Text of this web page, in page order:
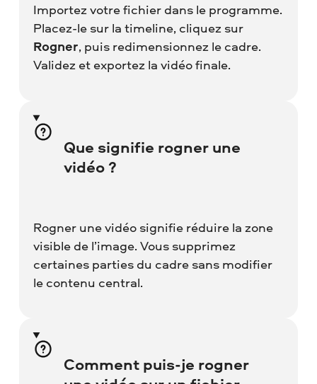
Importez votre fichier dans le programme.
Placez-le sur la timeline, cliquez sur
Rogner, puis redimensionnez le cadre.
Validez et exportez la vidéo finale.
Que signifie rogner une
vidéo ?
Rogner une vidéo signifie réduire la zone
visible de l’image. Vous supprimez
certaines parties du cadre sans modifier
le contenu central.
Comment puis-je rogner